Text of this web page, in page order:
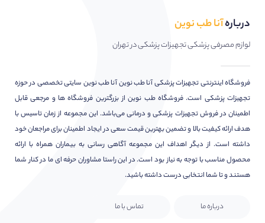
دربارهآنا طب نوین
لوازم مصرفی پزشکی تجهیزات پزشکی در تهران
فروشگاه اینترنتی تجهیزات پزشکی آنا طب نوین آنا طب نوین سایتی تخصصی در حوزه
تجهیزات پزشکی است. فروشگاه طب نوین از بزرگترین فروشگاه ها و مرجعی قابل
اطمینان در فروش تجهیزات پزشکی و درمانی می‌باشد. این مجموعه از زمان تاسیس با
هدف ارائه کیفیت بالا و تضمین بهترین قیمت سعی در ایجاد اطمینان برای مراجعان خود
داشته است. از دیگر اهداف این مجموعه آگاهی رسانی به بیماران همراه با ارائه
محصول مناسب با توجه به نیاز بود است. در این راستا مشاوران حرفه ای ما در کنار شما
هستند و تا شما انتخابی درست داشته باشید.
درباره ما تماس با ما